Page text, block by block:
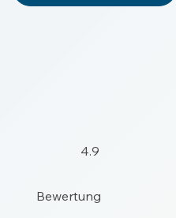
4.9
Bewertung